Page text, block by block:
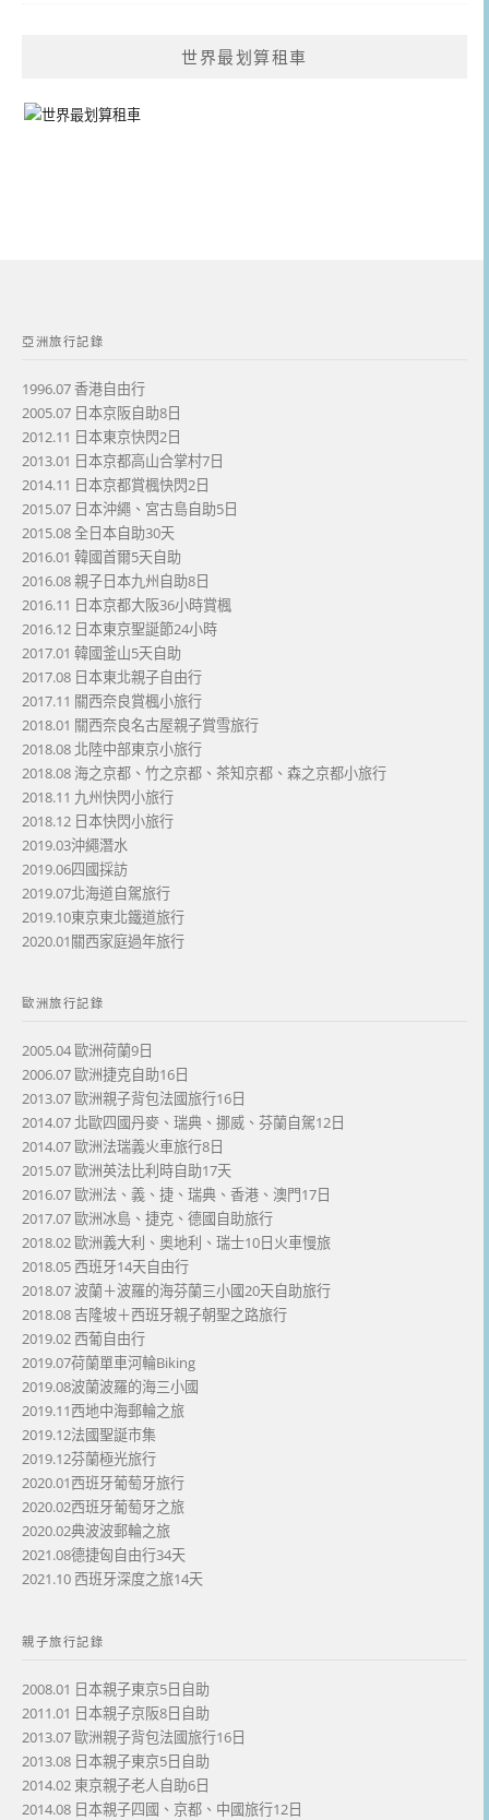
世界最划算租車
亞洲旅行記錄
1996.07 香港自由行
2005.07 日本京阪自助8日
2012.11 日本東京快閃2日
2013.01 日本京都高山合掌村7日
2014.11 日本京都賞楓快閃2日
2015.07 日本沖繩、宮古島自助5日
2015.08 全日本自助30天
2016.01 韓國首爾5天自助
2016.08 親子日本九州自助8日
2016.11 日本京都大阪36小時賞楓
2016.12 日本東京聖誕節24小時
2017.01 韓國釜山5天自助
2017.08 日本東北親子自由行
2017.11 關西奈良賞楓小旅行
2018.01 關西奈良名古屋親子賞雪旅行
2018.08 北陸中部東京小旅行
2018.08 海之京都、竹之京都、茶知京都、森之京都小旅行
2018.11 九州快閃小旅行
2018.12 日本快閃小旅行
2019.03沖繩潛水
2019.06四國採訪
2019.07北海道自駕旅行
2019.10東京東北鐵道旅行
2020.01關西家庭過年旅行
歐洲旅行記錄
2005.04 歐洲荷蘭9日
2006.07 歐洲捷克自助16日
2013.07 歐洲親子背包法國旅行16日
2014.07 北歐四國丹麥、瑞典、挪威、芬蘭自駕12日
2014.07 歐洲法瑞義火車旅行8日
2015.07 歐洲英法比利時自助17天
2016.07 歐洲法、義、捷、瑞典、香港、澳門17日
2017.07 歐洲冰島、捷克、德國自助旅行
2018.02 歐洲義大利、奧地利、瑞士10日火車慢旅
2018.05 西班牙14天自由行
2018.07 波蘭＋波羅的海芬蘭三小國20天自助旅行
2018.08 吉隆坡＋西班牙親子朝聖之路旅行
2019.02 西葡自由行
2019.07荷蘭單車河輪Biking
2019.08波蘭波羅的海三小國
2019.11西地中海郵輪之旅
2019.12法國聖誕市集
2019.12芬蘭極光旅行
2020.01西班牙葡萄牙旅行
2020.02西班牙葡萄牙之旅
2020.02典波波郵輪之旅
2021.08德捷匈自由行34天
2021.10 西班牙深度之旅14天
親子旅行記錄
2008.01 日本親子東京5日自助
2011.01 日本親子京阪8日自助
2013.07 歐洲親子背包法國旅行16日
2013.08 日本親子東京5日自助
2014.02 東京親子老人自助6日
2014.08 日本親子四國、京都、中國旅行12日